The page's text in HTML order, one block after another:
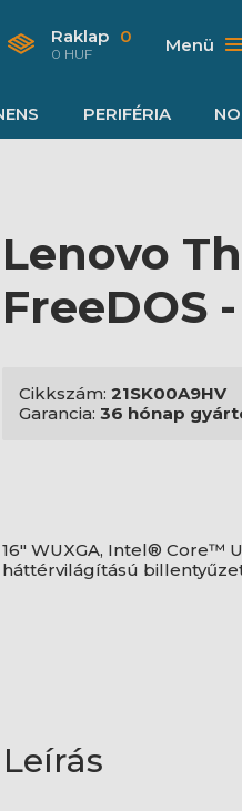
Raklap 0
0 HUF Menü
PERIFÉRIA
Lenovo
FreeDOS
Cikkszám: 21SK00A9HV
Garancia: 36 hónap
16" WUXGA, Intel® Core™
háttérvilágítású
Leírás